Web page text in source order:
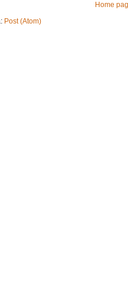
Home
Post (Atom)